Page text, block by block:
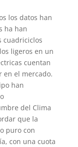
los datos han
ha han
cuadriciclos
ligeros en un
cuentan
en el mercado.
han
del Clima
que la
puro con
con una cuota